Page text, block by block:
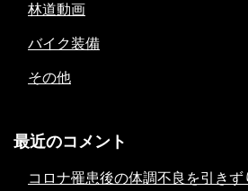
林道動画
バイク装備
その他
最近のコメント
コロナ罹患後の体調不良を引き